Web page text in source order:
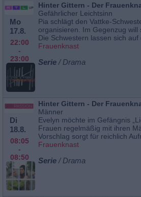
Mo
17.8.
22:00
-
23:00
Hinter Gittern - Der
Gefährlicher Leichtsinn
Pia schlägt den Vattke-
organisieren. Im Gegenzug
Die Schwestern lassen sich auf
Frauenknast
Serie / Drama
Di
18.8.
08:05
-
08:50
Hinter Gittern - Der
Männer
Evelyn möchte im Gefängnis
Frauen regelmäßig mit ihren
Vorschlag sorgt für reichlich
Frauenknast
Serie / Drama